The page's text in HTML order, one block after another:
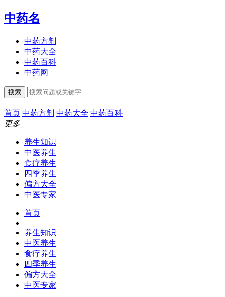
中药名
中药方剂
中药大全
中药百科
中药网
搜索
首页 中药方剂 中药大全 中药百科
更多
养生知识
中医养生
食疗养生
四季养生
偏方大全
中医专家
首页
养生知识
中医养生
食疗养生
四季养生
偏方大全
中医专家